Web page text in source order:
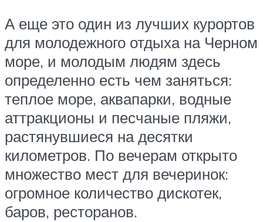
А еще это один из лучших курортов
для молодежного отдыха на Черном
море, и молодым людям здесь
определенно есть чем заняться:
теплое море, аквапарки, водные
аттракционы и песчаные пляжи,
растянувшиеся на десятки
километров. По вечерам открыто
множество мест для вечеринок:
огромное количество дискотек,
баров, ресторанов.